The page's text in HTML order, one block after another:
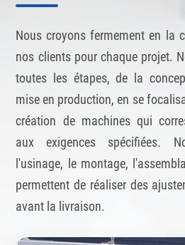
Nous croyons fermement en la
nos clients pour chaque projet.
toutes les étapes, de la
mise en production, en se
création de machines qui
aux exigences spécifiées.
l'usinage, le montage,
permettent de réaliser des
avant la livraison.